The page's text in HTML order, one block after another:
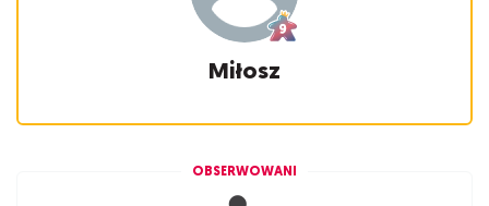
Miłosz
OBSERWOWANI